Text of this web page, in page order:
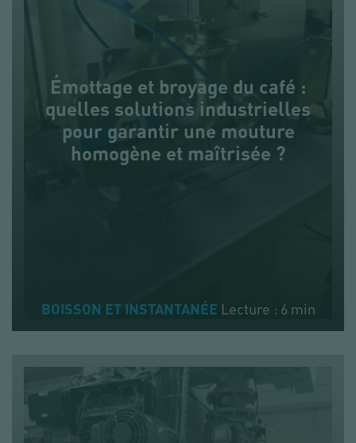
Émottage et broyage du café :
quelles solutions industrielles
pour garantir une mouture
homogène et maîtrisée ?
BOISSON ET INSTANTANÉE Lecture : 6 min